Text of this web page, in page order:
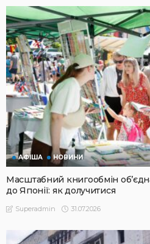
АФІША НОВИНИ
Масштабний книгообмін
до Японії: як долучитися
Superadmin 31.07.2026